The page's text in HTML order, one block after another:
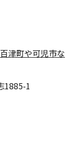
1885-1